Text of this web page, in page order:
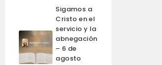
Sigamos a
Cristo en el
servicio y la
abnegación
– 6 de
agosto